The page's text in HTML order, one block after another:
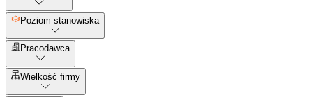
Poziom stanowiska
Pracodawca
Wielkość firmy